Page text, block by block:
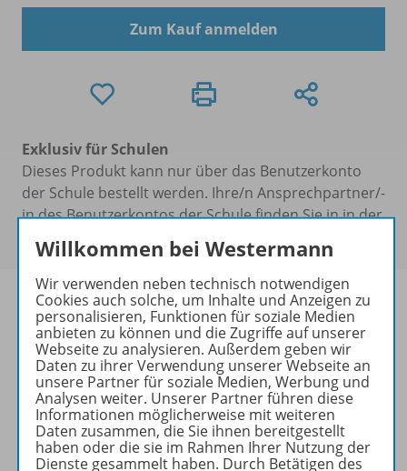
Zum Kauf anmelden
Exklusiv für Schulen
Dieses Produkt kann nur über das Benutzerkonto
der Schule bestellt werden. Ihre/n Ansprechpartner/-
in des Benutzerkontos der Schule finden Sie in in der
Kontoführung unter
Meine Schulen
Zukunft Elektrotechnik
Besuchen Sie unsere
Sonderseite:
Alle Informationen zur Reihe,
Prüf-Möglichkeiten,
Willkommen bei Westermann
Wir verwenden neben technisch notwendigen
Cookies auch solche, um Inhalte und Anzeigen zu
personalisieren, Funktionen für soziale Medien
anbieten zu können und die Zugriffe auf unserer
Webseite zu analysieren. Außerdem geben wir
Daten zu ihrer Verwendung unserer Webseite an
unsere Partner für soziale Medien, Werbung und
Analysen weiter. Unserer Partner führen diese
Informationen möglicherweise mit weiteren
Daten zusammen, die Sie ihnen bereitgestellt
haben oder die sie im Rahmen Ihrer Nutzung der
Dienste gesammelt haben. Durch Betätigen des